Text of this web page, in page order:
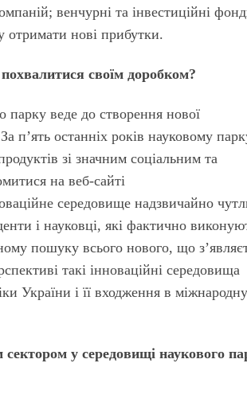
венчурні та інвестиційні
отримати нові прибутки.
своїм доробком?
парку веде до створення нової
п’ять останніх років науковому
зі значним соціальним та
на веб-сайті
середовище надзвичайно
і науковці, які фактично
пошуку всього нового, що
такі інноваційні середовища
України і її входження в міжнародну
у середовищі наукового